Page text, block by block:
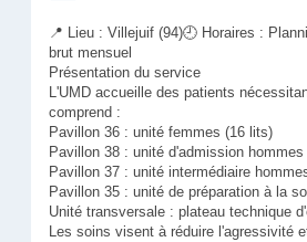
📍 Lieu : Villejuif (94)🕘 Horaires :
brut mensuel
Présentation du service
L'UMD accueille des patients
comprend :
Pavillon 36 : unité femmes (16 lits)
Pavillon 38 : unité d'admission
Pavillon 37 : unité intermédiaire
Pavillon 35 : unité de préparation à la
Unité transversale : plateau technique
Les soins visent à réduire l'agressivité